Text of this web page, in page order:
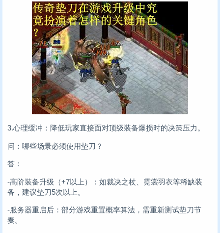
3.心理缓冲：降低玩家直接面对顶级装备爆损时的决策压力。
问：哪些场景必须使用垫刀？
答：
-高阶装备升级（+7以上）：如裁决之杖、霓裳羽衣等稀缺装
备，建议垫刀5次以上。
-服务器重启后：部分游戏重置概率算法，需重新测试垫刀节
奏。